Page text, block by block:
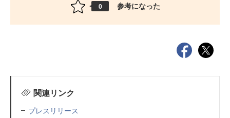
0 参考になった
関連リンク
プレスリリース